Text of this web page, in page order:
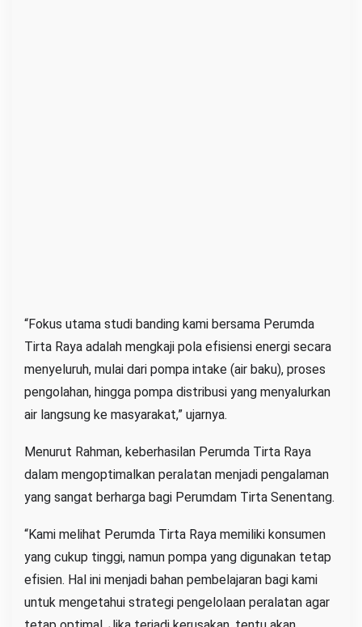
“Fokus utama studi banding kami bersama Perumda
Tirta Raya adalah mengkaji pola efisiensi energi secara
menyeluruh, mulai dari pompa intake (air baku), proses
pengolahan, hingga pompa distribusi yang menyalurkan
air langsung ke masyarakat,” ujarnya.
Menurut Rahman, keberhasilan Perumda Tirta Raya
dalam mengoptimalkan peralatan menjadi pengalaman
yang sangat berharga bagi Perumdam Tirta Senentang.
“Kami melihat Perumda Tirta Raya memiliki konsumen
yang cukup tinggi, namun pompa yang digunakan tetap
efisien. Hal ini menjadi bahan pembelajaran bagi kami
untuk mengetahui strategi pengelolaan peralatan agar